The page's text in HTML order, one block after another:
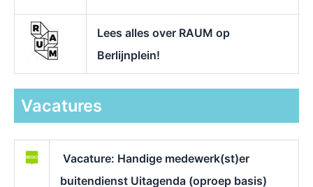
Lees alles over RAUM op
Berlijnplein!
Vacatures
Vacature: Handige medewerk(st)er
buitendienst Uitagenda (oproep basis)